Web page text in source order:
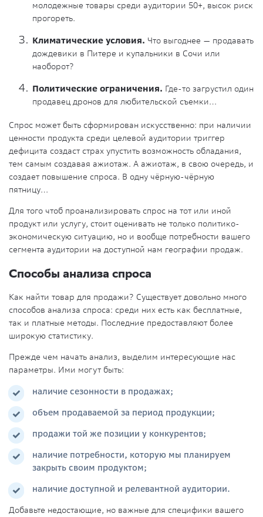
молодежные товары среди аудитории 50+, высок риск
прогореть.
Климатические условия. Что выгоднее — продавать
дождевики в Питере и купальники в Сочи или
наоборот?
Политические ограничения. Где-то загрустил один
продавец дронов для любительской съемки…
Спрос может быть сформирован искусственно: при наличии
ценности продукта среди целевой аудитории триггер
дефицита создаст страх упустить возможность обладания,
тем самым создавая ажиотаж. А ажиотаж, в свою очередь, и
создает повышение спроса. В одну чёрную-чёрную
пятницу…
Для того чтоб проанализировать спрос на тот или иной
продукт или услугу, стоит оценивать не только политико-
экономическую ситуацию, но и вообще потребности вашего
сегмента аудитории на доступной нам географии продаж.
Способы анализа спроса
Как найти товар для продажи? Существует довольно много
способов анализа спроса: среди них есть как бесплатные,
так и платные методы. Последние предоставляют более
широкую статистику.
Прежде чем начать анализ, выделим интересующие нас
параметры. Ими могут быть:
наличие сезонности в продажах;
объем продаваемой за период продукции;
продажи той же позиции у конкурентов;
наличие потребности, которую мы планируем
закрыть своим продуктом;
наличие доступной и релевантной аудитории.
Добавьте недостающие, но важные для специфики вашего